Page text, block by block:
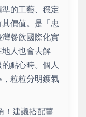
的工藝、穩定
價值。是「忠
餐飲國際化實
人也會去解
點心時。個人
粒粒分明鑊氣
！建議搭配薑